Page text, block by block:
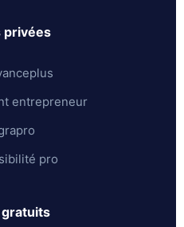
privées
entrepreneur
pro
gratuits